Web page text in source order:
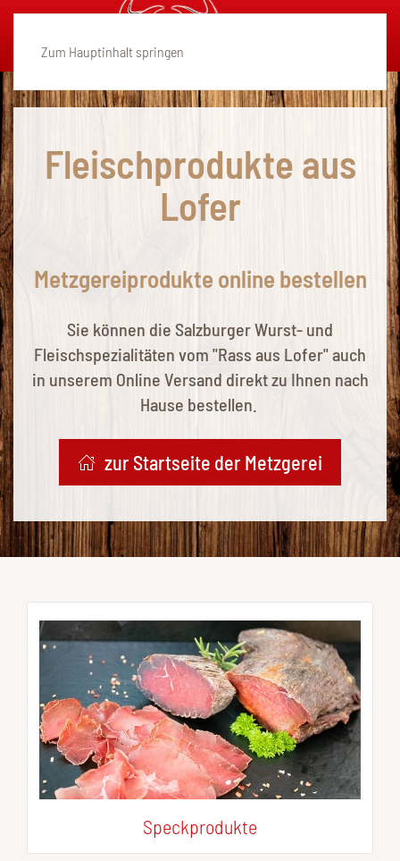
Zum Hauptinhalt springen
Fleischprodukte aus
Lofer
Metzgereiprodukte online bestellen
Sie können die Salzburger Wurst- und
Fleischspezialitäten vom "Rass aus Lofer"auch
in unserem Online Versand direkt zu Ihnen nach
Hause bestellen.
zur Startseite der Metzgerei
Speckprodukte